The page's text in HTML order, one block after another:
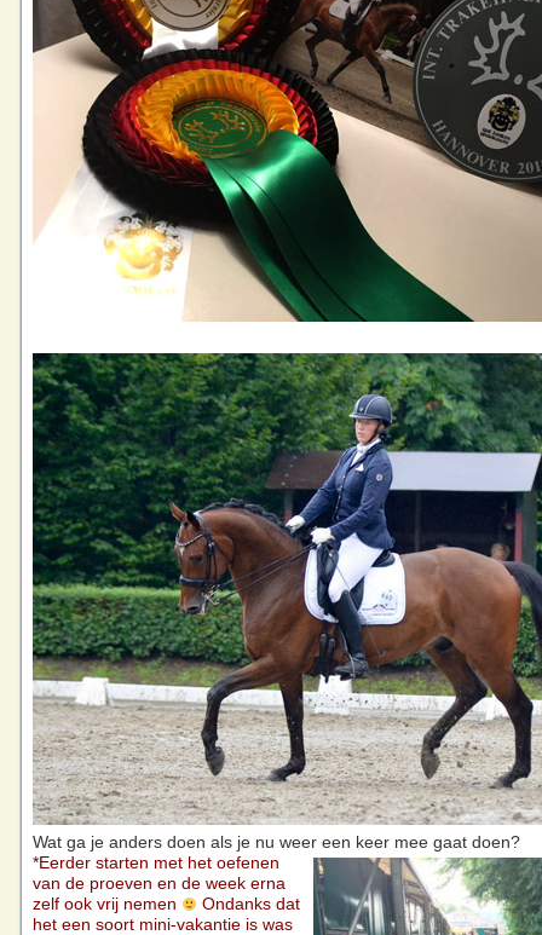
Wat ga je anders doen als je nu weer een keer mee gaat doen?
*Eerder starten met het oefenen
van de proeven en de week erna
zelf ook vrij nemen
Ondanks dat
het een soort mini-vakantie is was